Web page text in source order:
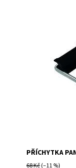
Pomocí této
dalšího
montuje bez
Dostupnost:
PŘÍCHYTKA
68 Kč(–11 %)